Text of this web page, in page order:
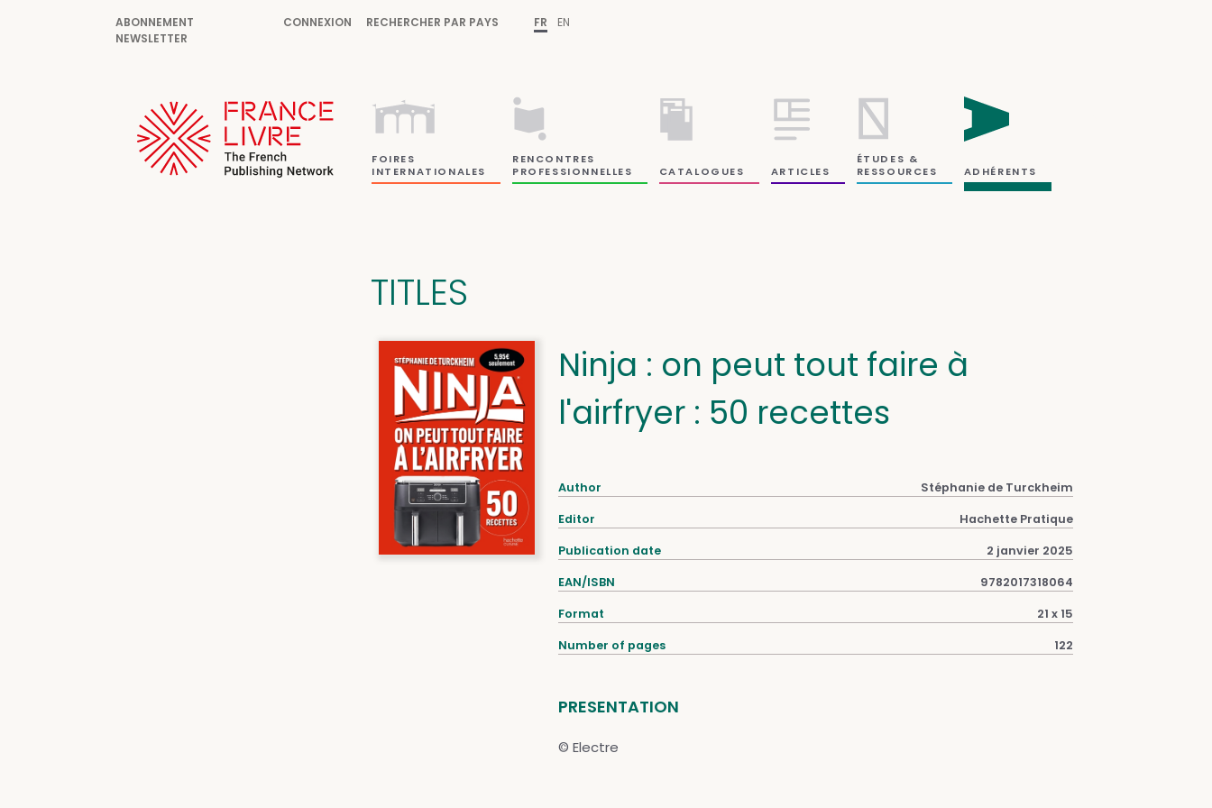
ABONNEMENT
NEWSLETTER
CONNEXION RECHERCHER PAR PAYS FR EN
FOIRES
INTERNATIONALES
RENCONTRES
PROFESSIONNELLES
CATALOGUES ARTICLES
ÉTUDES &
RESSOURCES
ADHÉRENTS
TITLES
Ninja : on peut tout faire à
l'airfryer : 50 recettes
Author Stéphanie de Turckheim
Editor Hachette Pratique
Publication date 2 janvier 2025
EAN/ISBN 9782017318064
Format 21 x 15
Number of pages 122
PRESENTATION
© Electre